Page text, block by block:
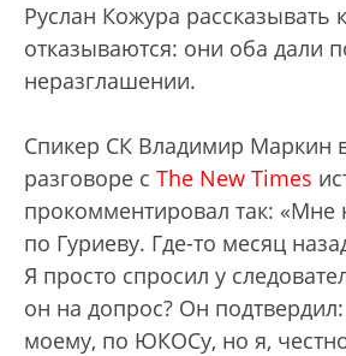
Руслан Кожура рассказывать
отказываются: они оба дали
неразглашении.
Спикер СК Владимир Маркин
разговоре с The New Times
прокомментировал так: «Мне
по Гуриеву. Где-то месяц
Я просто спросил у
он на допрос? Он
моему, по ЮКОСу, но я,